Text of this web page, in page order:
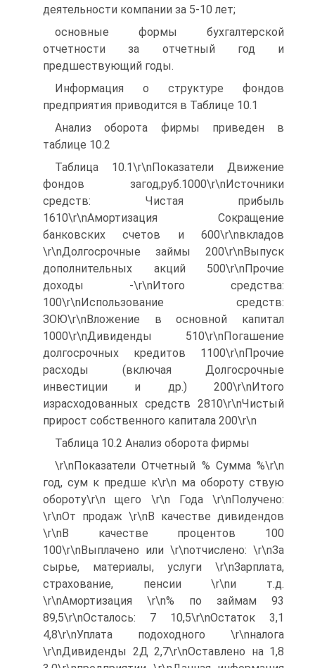
деятельности компании за 5-10 лет;
основные формы бухгалтерской
отчетности за отчетный год и
предшествующий годы.
Информация о структуре фондов
предприятия приводится в Таблице 10.1
Анализ оборота фирмы приведен в
таблице 10.2
Таблица 10.1\r\nПоказатели Движение
фондов загод,руб.1000\r\nИсточники
средств: Чистая прибыль
1610\r\nАмортизация Сокращение
банковских счетов и 600\r\nвкладов
\r\nДолгосрочные займы 200\r\nВыпуск
дополнительных акций 500\r\nПрочие
доходы -\r\nИтого средства:
100\r\nИспользование средств:
ЗОЮ\r\nВложение в основной капитал
1000\r\nДивиденды 510\r\nПогашение
долгосрочных кредитов 1100\r\nПрочие
расходы (включая Долгосрочные
инвестиции и др.) 200\r\nИтого
израсходованных средств 2810\r\nЧистый
прирост собственного капитала 200\r\n
Таблица 10.2 Анализ оборота фирмы
\r\nПоказатели Отчетный % Сумма %\r\n
год, сум к предше к\r\n ма обороту ствую
обороту\r\n щего \r\n Года \r\nПолучено:
\r\nОт продаж \r\nВ качестве дивидендов
\r\nВ качестве процентов 100
100\r\nВыплачено или \r\nотчислено: \r\nЗа
сырье, материалы, услуги \r\nЗарплата,
страхование, пенсии \r\nи т.д.
\r\nАмортизация \r\n% по займам 93
89,5\r\nОсталось: 7 10,5\r\nОстаток 3,1
4,8\r\nУплата подоходного \r\nналога
\r\nДивиденды 2Д 2,7\r\nОставлено на 1,8